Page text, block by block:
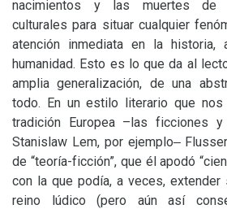
nacimientos y las muertes de
culturales para situar cualquier
atención inmediata en la
humanidad. Esto es lo que da al
amplia generalización, de una
todo. En un estilo literario que
tradición Europea –las ficciones
Stanislaw Lem, por ejemplo‒
de “teoría-ficción”, que él apodó
con la que podía, a veces, extender
reino lúdico (pero aún así